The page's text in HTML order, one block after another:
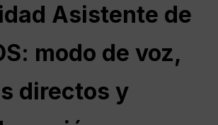
Asistente de
modo de voz,
directos y